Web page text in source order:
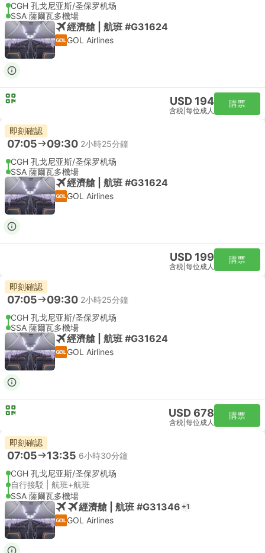
CGH 孔戈尼亚斯/圣保罗机场
SSA 薩爾瓦多機場
經濟艙 | 航班 #G31624
GOL Airlines
USD 194
含税 每位成人
購票
即刻確認
07:05 09:30 2小時25分鐘
CGH 孔戈尼亚斯/圣保罗机场
SSA 薩爾瓦多機場
經濟艙 | 航班 #G31624
GOL Airlines
USD 199
含税 每位成人
購票
即刻確認
07:05 09:30 2小時25分鐘
CGH 孔戈尼亚斯/圣保罗机场
SSA 薩爾瓦多機場
經濟艙 | 航班 #G31624
GOL Airlines
USD 678
含税 每位成人
購票
即刻確認
07:05 13:35 6小時30分鐘
CGH 孔戈尼亚斯/圣保罗机场
自行接駁 | 航班+航班
SSA 薩爾瓦多機場
經濟艙 | 航班 #G31346 +1
GOL Airlines